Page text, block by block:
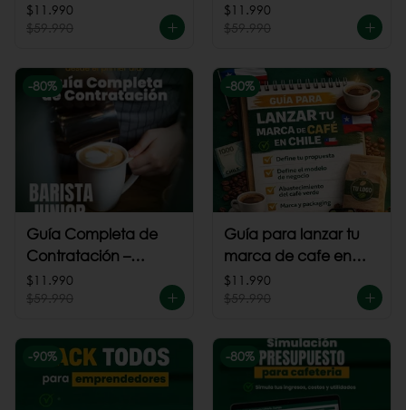
$11.990
$59.990
$11.990
$59.990
-80%
Guía Completa de
Contratación –
Barista Junior
$11.990
$59.990
-80%
Guía para lanzar tu
marca de cafe en
Chile
$11.990
$59.990
-90% -80%